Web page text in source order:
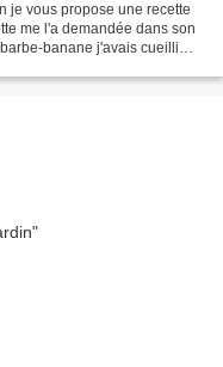
je vous propose une recette
me l'a demandée dans son
banane j'avais cueilli